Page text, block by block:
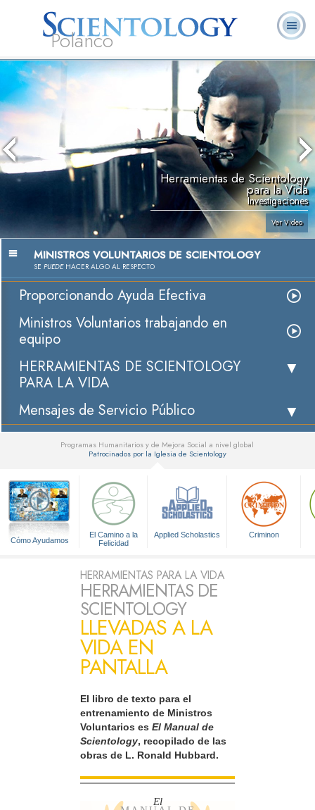
Polanco
L. Ronald
Hubbard
¿Qué es
Scientology?
Ministros
Voluntarios
Preguntas
Frecuentes
Herramientas de Scientology
para la Vida
Investigaciones
Ver Video
MINISTROS VOLUNTARIOS DE SCIENTOLOGY
SE PUEDEHACER ALGO AL RESPECTO
Proporcionando Ayuda Efectiva
Ministros Voluntarios trabajando en
equipo
HERRAMIENTAS DE SCIENTOLOGY
PARA LA VIDA
Mensajes de Servicio Público
Programas Humanitarios y de Mejora Social a nivel global
Patrocinados por la Iglesia de Scientology
Cómo Ayudamos
El Camino a la
Felicidad
Applied Scholastics Criminon
HERRAMIENTAS PARA LA VIDA
HERRAMIENTAS DE
SCIENTOLOGY
LLEVADAS A LA
VIDA EN
PANTALLA
El libro de texto para el
entrenamiento de Ministros
Voluntarios es El Manual de
Scientology, recopilado de las
obras de L. Ronald Hubbard.
El